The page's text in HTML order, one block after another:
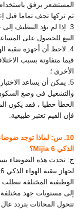
المستشعر برفق
ثم تركها تجف تماما قبل
3. إذا لم يؤد التنظيف
البيع للحصول على
4. لاحظ أن أجهزة تنقية
قيما متفاوتة بسبب
الأخرى ؛
5. يمكن أن يساعد
والتشغيل في وضع السكون
الخطأ خطيا ، فقد يكون
فإن القيم تعتبر طبيعية.
10. س: لماذا توجد
الذكي Mijia 6؟
الوظيفية المختلفة
إلى مستويات جهد مختلفة
تتحول المحاثات بتردد